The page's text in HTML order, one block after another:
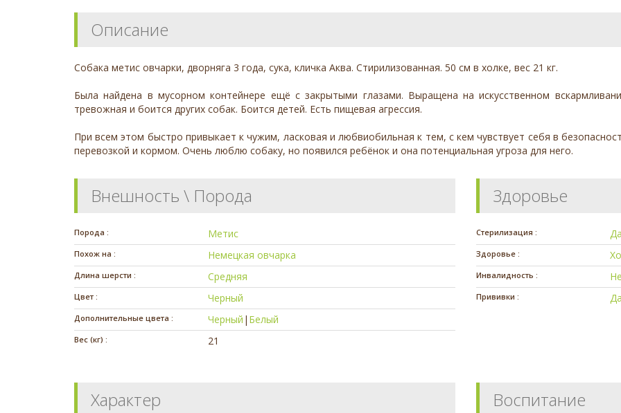
Описание
Собака метис овчарки, дворняга 3 года, сука, кличка Аква. Стирилизованная. 50 см в холке, вес 21 кг.
Была найдена в мусорном контейнере ещё с закрытыми глазами. Выращена на искусственном
тревожная и боится других собак. Боится детей. Есть пищевая агрессия.
При всем этом быстро привыкает к чужим, ласковая и любвиобильная к тем, с кем чувствует себя в
перевозкой и кормом. Очень люблю собаку, но появился ребёнок и она потенциальная угроза для него.
Внешность \ Порода
Порода : Метис
Похож на : Немецкая овчарка
Длина шерсти : Средняя
Цвет : Черный
Дополнительные цвета : Черный | Белый
Вес (кг) : 21
Здоровье
Стерилизация : Да
Здоровье :
Инвалидность :
Прививки : Да
Характер Воспитание